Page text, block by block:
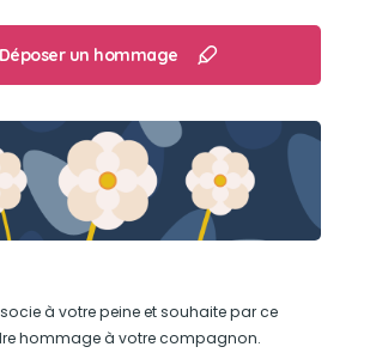
Déposer un hommage
à votre peine et souhaite par ce
hommage à votre compagnon.